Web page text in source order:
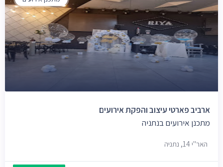
ארביב פארטי עיצוב והפקת אירועים
מתכנן אירועים בנתניה
האר"י 14, נתניה